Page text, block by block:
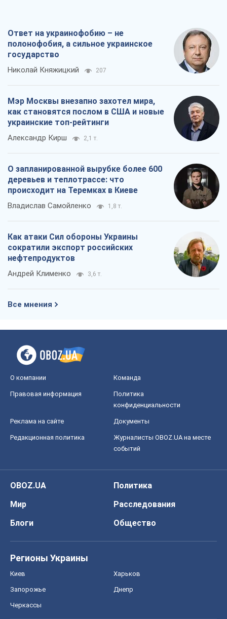
Ответ на украинофобию – не
полонофобия, а сильное украинское
государство
Николай Княжицкий 207
Мэр Москвы внезапно захотел мира,
как становятся послом в США и новые
украинские топ-рейтинги
Александр Кирш 2,1 т.
О запланированной вырубке более 600
деревьев и теплотрассе: что
происходит на Теремках в Киеве
Владислав Самойленко 1,8 т.
Как атаки Сил обороны Украины
сократили экспорт российских
нефтепродуктов
Андрей Клименко 3,6 т.
Все мнения
О компании Команда
Правовая информация
Политика
конфиденциальности
Реклама на сайте Документы
Редакционная политика
Журналисты OBOZ.UA на месте
событий
OBOZ.UA
Политика
Мир
Расследования
Блоги
Общество
Регионы Украины
Киев Харьков
Запорожье Днепр
Черкассы